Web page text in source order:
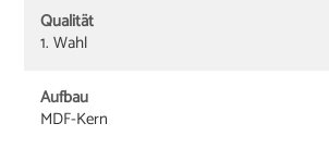
Qualität
1. Wahl
Aufbau
MDF-Kern